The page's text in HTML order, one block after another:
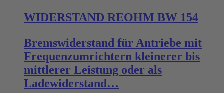
WIDERSTAND REOHM BW 154
Bremswiderstand für Antriebe mit
Frequenzumrichtern kleinerer bis
mittlerer Leistung oder als
Ladewiderstand…